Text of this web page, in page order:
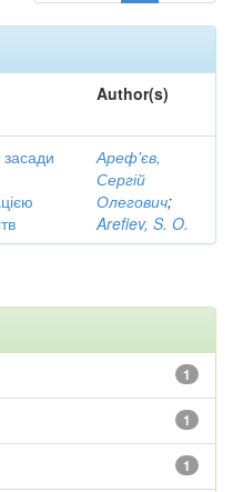
Author(s)
засади
Ареф'єв,
Сергій
Олегович;
Arefiev, S. O.
1
1
1